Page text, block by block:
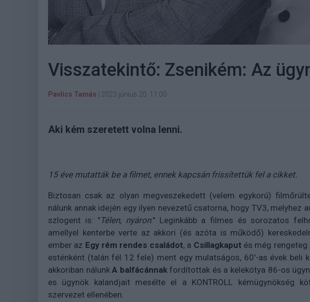
Visszatekintő: Zsenikém: Az
Pavlics Tamás 2023 június 20. 11:00
Aki kém szeretett volna lenni.
15 éve mutatták be a filmet, ennek kapcsán frissítettük fel a cikket.
Biztosan csak az olyan megveszekedett (velem egykorú)
nálunk annak idején egy ilyen nevezetű csatorna, hogy TV3, melyhez
szlogent is: "Télen, nyáron." Leginkább a filmes és sorozatos
amellyel kenterbe verte az akkori (és azóta is működő)
ember az Egy rém rendes családot, a Csillagkaput és még rengeteg
esténként (talán fél 12 fele) ment egy mulatságos, 60'-as évek beli
akkoriban nálunkA balfácánnakfordítottak és a kelekótya 86-os
es ügynök kalandjait mesélte el a KONTROLL kémügynökség
szervezet ellenében.